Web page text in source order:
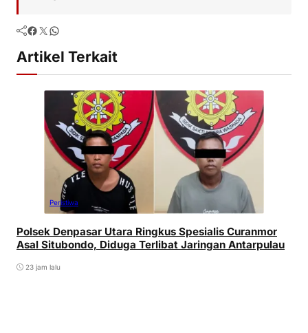
Facebook Twitter WhatsApp
Artikel Terkait
Peristiwa
Polsek Denpasar Utara Ringkus Spesialis Curanmor
Asal Situbondo, Diduga Terlibat Jaringan Antarpulau
23 jam lalu